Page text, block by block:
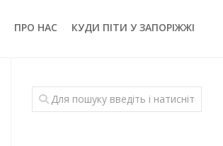
ПРО НАС КУДИ ПІТИ У ЗАПОРІЖЖІ